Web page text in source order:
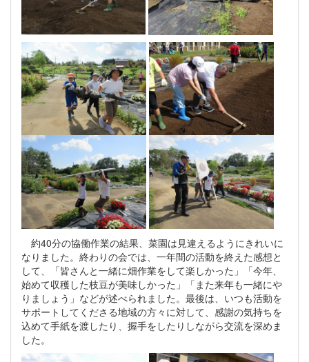
約40分の協働作業の結果、菜園は見違えるようにきれいに
なりました。終わりの会では、一年間の活動を終えた感想と
して、「皆さんと一緒に畑作業をして楽しかった」「今年、
始めて収穫した枝豆が美味しかった」「また来年も一緒にや
りましょう」などが述べられました。最後は、いつも活動を
サポートしてくださる地域の方々に対して、感謝の気持ちを
込めて手紙を渡したり、握手をしたりしながら交流を深めま
した。